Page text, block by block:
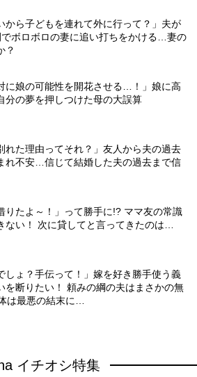
から子どもを連れて外に行って？」夫が
でボロボロの妻に追い打ちをかける…妻の
？
に娘の可能性を開花させる…！」娘に高
分の夢を押しつけた母の大誤算
れた理由ってそれ？」友人から夫の過去
れ不安…信じて結婚した夫の過去まで信
りたよ～！」って勝手に!? ママ友の常識
ない！ 次に貸してと言ってきたのは…
しょ？手伝って！」嫁を好き勝手使う義
を断りたい！ 頼みの綱の夫はまさかの無
は最悪の結末に…
イチオシ特集